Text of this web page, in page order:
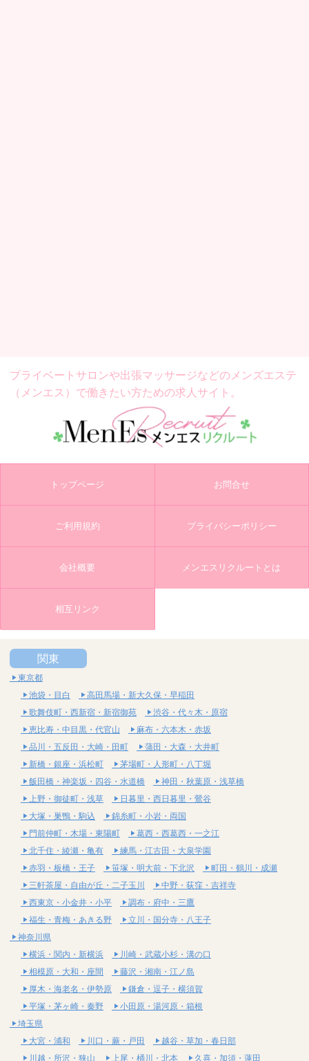
プライベートサロンや出張マッサージなどの メンズエステ
（メンエス）で働きたい方ための求人サイト。
トップページ お問合せ
ご利用規約 プライバシーポリシー
会社概要 メンエスリクルートとは
相互リンク
関東
東京都
池袋・目白
高田馬場・新大久保・早稲田
歌舞伎町・西新宿・新宿御苑
渋谷・代々木・原宿
恵比寿・中目黒・代官山
麻布・六本木・赤坂
品川・五反田・大崎・田町
蒲田・大森・大井町
新橋・銀座・浜松町
茅場町・人形町・八丁堀
飯田橋・神楽坂・四谷・水道橋
神田・秋葉原・浅草橋
上野・御徒町・浅草
日暮里・西日暮里・鶯谷
大塚・巣鴨・駒込
錦糸町・小岩・両国
門前仲町・木場・東陽町
葛西・西葛西・一之江
北千住・綾瀬・亀有
練馬・江古田・大泉学園
赤羽・板橋・王子
笹塚・明大前・下北沢
町田・鶴川・成瀬
三軒茶屋・自由が丘・二子玉川
中野・荻窪・吉祥寺
西東京・小金井・小平
調布・府中・三鷹
福生・青梅・あきる野
立川・国分寺・八王子
神奈川県
横浜・関内・新横浜
川崎・武蔵小杉・溝の口
相模原・大和・座間
藤沢・湘南・江ノ島
厚木・海老名・伊勢原
鎌倉・逗子・横須賀
平塚・茅ヶ崎・秦野
小田原・湯河原・箱根
埼玉県
大宮・浦和
川口・蕨・戸田
越谷・草加・春日部
川越・所沢・狭山
上尾・桶川・北本 久喜・加須・蓮田